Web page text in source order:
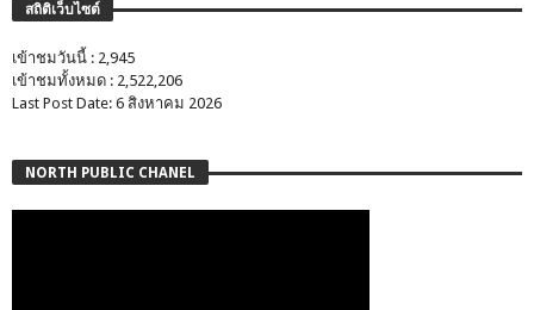
สถิติเว็บไซต์
เข้าชมวันนี้ : 2,945
เข้าชมทั้งหมด : 2,522,206
Last Post Date: 6 สิงหาคม 2026
NORTH PUBLIC CHANEL